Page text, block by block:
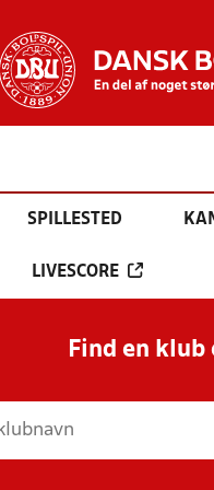
SPILLESTED
LIVESCORE
Find en